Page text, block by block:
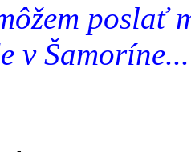
poslať
v Šamoríne...